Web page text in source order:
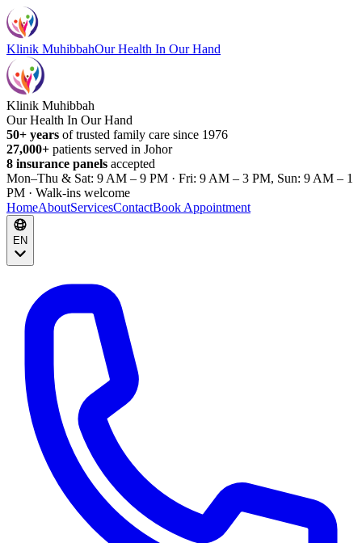
Klinik MuhibbahOur Health In Our Hand
Klinik Muhibbah
Our Health In Our Hand
50+ years of trusted family care since 1976
27,000+ patients served in Johor
8 insurance panels accepted
Mon–Thu & Sat: 9 AM – 9 PM · Fri: 9 AM – 3 PM, Sun: 9 AM – 1
PM · Walk-ins welcome
HomeAboutServicesContactBook Appointment
EN